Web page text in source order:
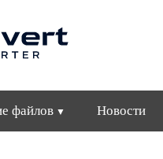
файлов Новости